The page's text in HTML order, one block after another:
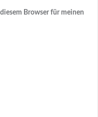
Browser für meinen